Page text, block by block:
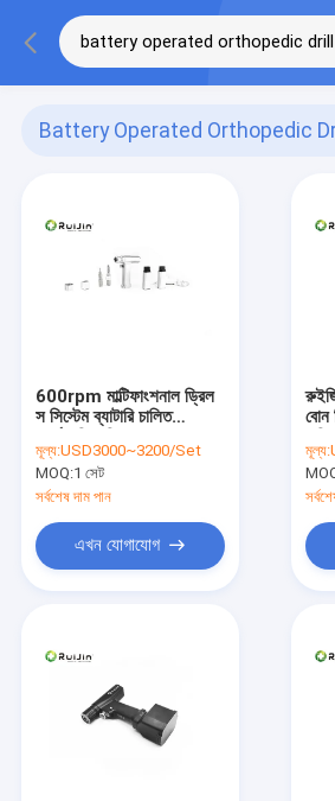
Battery Operated Orthopedic
600rpm মাল্টিফাংশনাল ড্রিল
স সিস্টেম ব্যাটারি চালিত
মূল্য:USD3000~3200/Set
MOQ:1 সেট
সর্বশেষ দাম পান
এখন যোগাযোগ
বোন
মূল্য: